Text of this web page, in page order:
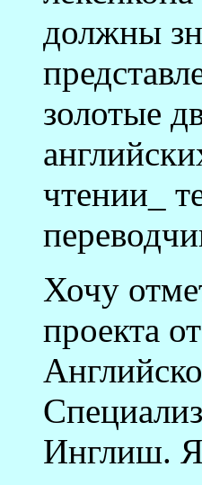
должны
золотые
чтении_
Хочу
проекта
Инглиш. Я